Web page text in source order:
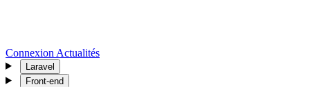
Connexion Actualités
Laravel
Front-end